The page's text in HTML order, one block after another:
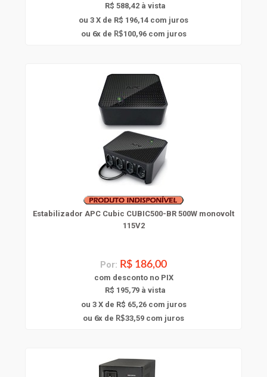
R$ 588,42 à vista
ou 3 X de R$ 196,14 com juros
ou 6x de R$100,96com juros
Estabilizador APC Cubic CUBIC500-BR 500W monovolt
115V2
Por: R$ 186,00
com desconto no PIX
R$ 195,79 à vista
ou 3 X de R$ 65,26com juros
ou 6x de R$33,59 com juros